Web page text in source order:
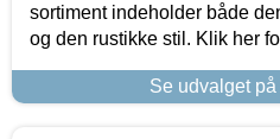
sortiment indeholder både
og den rustikke stil. Klik her
Se udvalget